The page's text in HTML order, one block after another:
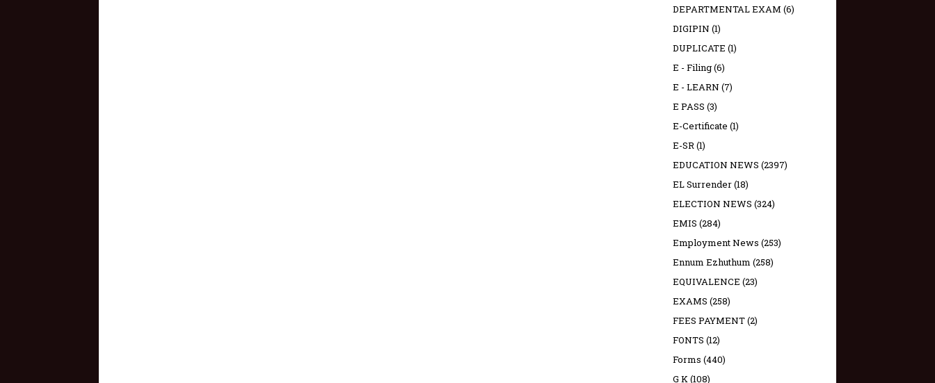
DEPARTMENTAL EXAM (6)
DIGIPIN (1)
DUPLICATE (1)
E - Filing(6)
E - LEARN (7)
E PASS (3)
E-Certificate (1)
E-SR(1)
EDUCATION NEWS (2397)
EL Surrender(18)
ELECTION NEWS (324)
EMIS (284)
Employment News (253)
Ennum Ezhuthum (258)
EQUIVALENCE (23)
EXAMS (258)
FEES PAYMENT(2)
FONTS (12)
Forms (440)
G K(108)